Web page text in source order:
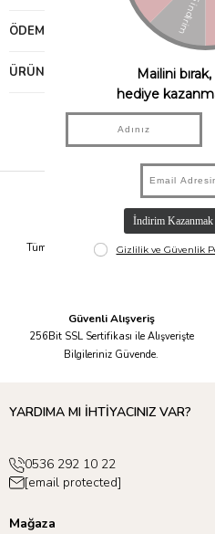
ÖDEME SEÇENEKLERI
ÜRÜN ÖNERILERI
Hızlı Kargo
Tüm Siparişleriniz Aynı Gün 14.00'a
Güvenli Alışveriş
256Bit SSL Sertifikası ile Alışverişte
Bilgileriniz Güvende.
YARDIMA MI İHTİYACINIZ VAR?
0536 292 10 22
[email protected]
Mağaza